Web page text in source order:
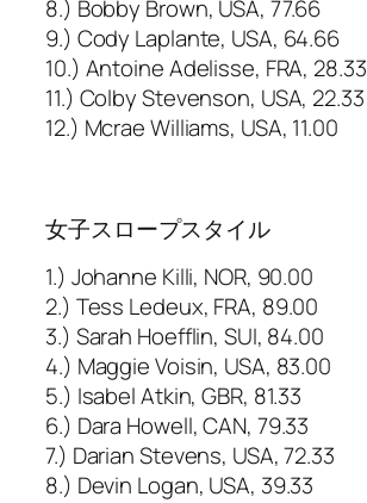
8.) Bobby Brown, USA, 77.66
9.) Cody Laplante, USA, 64.66
10.) Antoine Adelisse, FRA, 28.33
11.) Colby Stevenson, USA, 22.33
12.) Mcrae Williams, USA, 11.00
女子スロープスタイル
1.) Johanne Killi, NOR, 90.00
2.) Tess Ledeux, FRA, 89.00
3.) Sarah Hoefflin, SUI, 84.00
4.) Maggie Voisin, USA, 83.00
5.) Isabel Atkin, GBR, 81.33
6.) Dara Howell, CAN, 79.33
7.) Darian Stevens, USA, 72.33
8.) Devin Logan, USA, 39.33